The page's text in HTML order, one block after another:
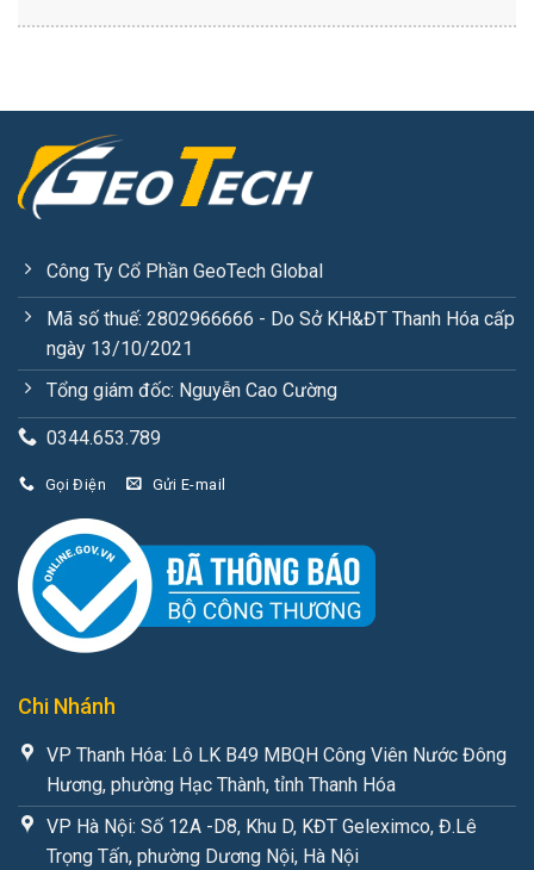
Công Ty Cổ Phần GeoTech Global
Mã số thuế: 2802966666 - Do Sở KH&ĐT Thanh Hóa cấp
ngày 13/10/2021
Tổng giám đốc: Nguyễn Cao Cường
0344.653.789
Gọi Điện Gửi E-mail
Chi Nhánh
VP Thanh Hóa: Lô LK B49 MBQH Công Viên Nước Đông
Hương, phường Hạc Thành, tỉnh Thanh Hóa
VP Hà Nội: Số 12A -D8, Khu D, KĐT Geleximco, Đ.Lê
Trọng Tấn, phường Dương Nội, Hà Nội